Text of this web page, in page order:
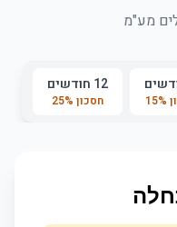
מע"מ
15%
12 חודשים
חסכון 25%